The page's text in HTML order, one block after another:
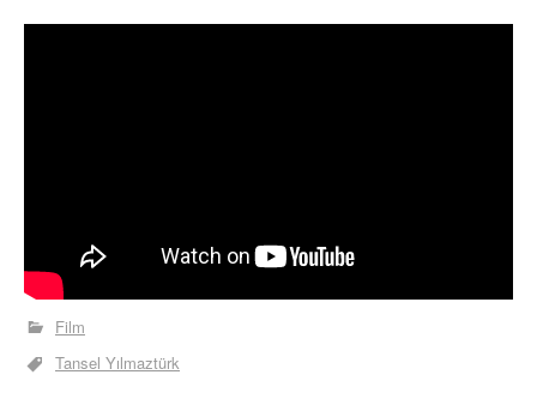
Film
Tansel Yılmaztürk